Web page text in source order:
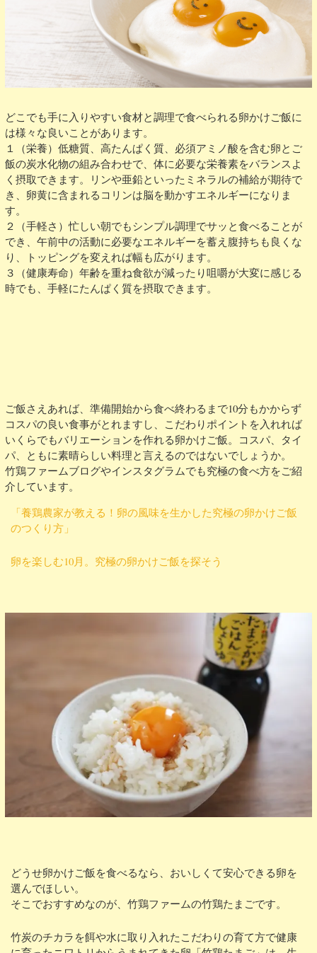
どこでも手に入りやすい食材と調理で食べられる卵かけご飯に
は様々な良いことがあります。
１（栄養）低糖質、高たんぱく質、必須アミノ酸を含む卵とご
飯の炭水化物の組み合わせで、体に必要な栄養素をバランスよ
く摂取できます。リンや亜鉛といったミネラルの補給が期待で
き、卵黄に含まれるコリンは脳を動かすエネルギーになりま
す。
２（手軽さ）忙しい朝でもシンプル調理でサッと食べることが
でき、午前中の活動に必要なエネルギーを蓄え腹持ちも良くな
り、トッピングを変えれば幅も広がります。
３（健康寿命）年齢を重ね食欲が減ったり咀嚼が大変に感じる
時でも、手軽にたんぱく質を摂取できます。
ご飯さえあれば、準備開始から食べ終わるまで10分もかからず
コスパの良い食事がとれますし、こだわりポイントを入れれば
いくらでもバリエーションを作れる卵かけご飯。コスパ、タイ
パ、ともに素晴らしい料理と言えるのではないでしょうか。
竹鶏ファームブログやインスタグラムでも究極の食べ方をご紹
介しています。
「養鶏農家が教える！卵の風味を生かした究極の卵かけご飯
のつくり方」
卵を楽しむ10月。究極の卵かけご飯を探そう
どうせ卵かけご飯を食べるなら、おいしくて安心できる卵を
選んでほしい。
そこでおすすめなのが、竹鶏ファームの竹鶏たまごです。
竹炭のチカラを餌や水に取り入れたこだわりの育て方で健康